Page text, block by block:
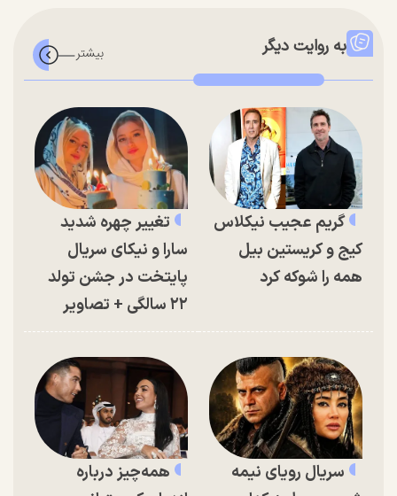
به روایت دیگر
گریم عجیب نیکلاس
کیج و کریستین بیل
همه را شوکه کرد
تغییر چهره شدید
سارا و نیکای سریال
پایتخت در جشن تولد
۲۲ سالگی + تصاویر
سریال رویای نیمه
همه‌چیز درباره